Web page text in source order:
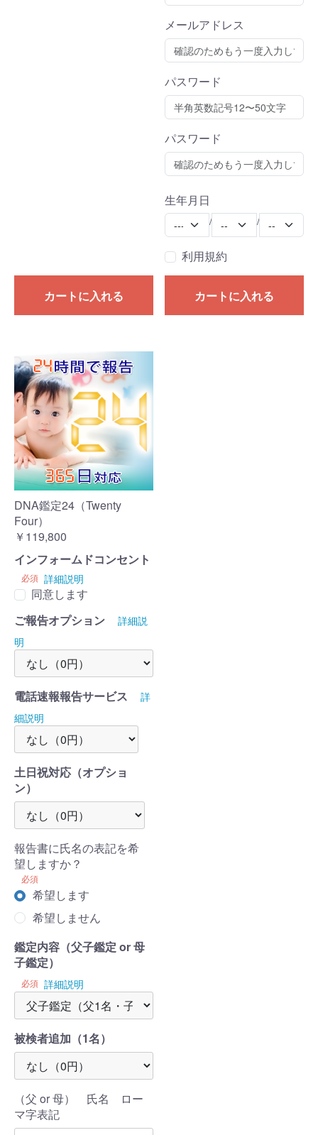
カートに入れる
メールアドレス
パスワード
パスワード
生年月日
Year
Month Day
/ /
利用規約
カートに入れる
DNA鑑定24（Twenty
Four）
￥119,800
インフォームドコンセント
必須 詳細説明
同意します
ご報告オプション
詳細説
明
電話速報報告サービス
詳
細説明
土日祝対応（オプショ
ン）
報告書に氏名の表記を希
望しますか？
必須
希望します
希望しません
鑑定内容（父子鑑定 or 母
子鑑定）
必須 詳細説明
被検者追加（1名）
（父 or 母） 氏名 ロー
マ字表記